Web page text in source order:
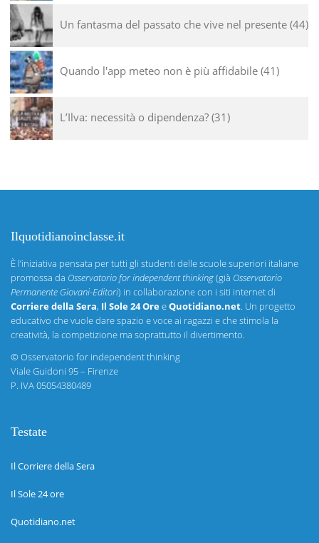
Un fantasma del passato che vive nel presente 44
Quando l'app meteo non è più affidabile 41
L’Ilva: necessità o dipendenza? 31
Ilquotidianoinclasse.it
È l’iniziativa pensata per tutti gli studenti delle scuole superiori italiane
promossa da Osservatorio for independent thinking(già Osservatorio
Permanente Giovani-Editori) in collaborazione con i siti internet di
Corriere della Sera, Il Sole 24 OreeQuotidiano.net. Un progetto
educativo che vuole dare spazio e voce ai ragazzi e che stimola la
creatività, la competizione ma soprattutto il divertimento.
©Osservatorio for independent thinking
Viale Guidoni 95 – Firenze
P. IVA 05054380489
Testate
Il Corriere della Sera
Il Sole 24 ore
Quotidiano.net